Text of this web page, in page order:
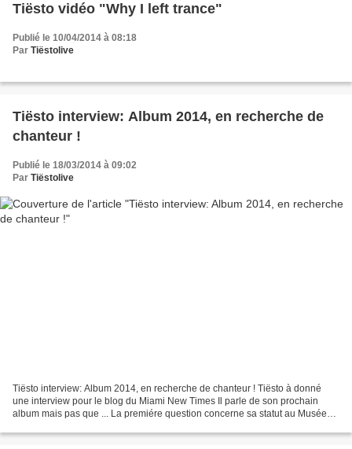
Tiësto vidéo "Why I left trance"
Publié le 10/04/2014 à 08:18
Par Tiëstolive
Tiësto interview: Album 2014, en recherche de
chanteur !
Publié le 18/03/2014 à 09:02
Par Tiëstolive
Tiësto interview: Album 2014, en recherche de chanteur ! Tiësto à donné
une interview pour le blog du Miami New Times Il parle de son prochain
album mais pas que ... La premiére question concerne sa statut au Musée